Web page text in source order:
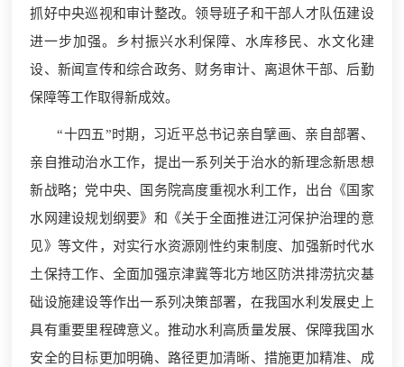
抓好中央巡视和审计整改。领导班子和干部人才队伍建设
进一步加强。乡村振兴水利保障、水库移民、水文化建
设、新闻宣传和综合政务、财务审计、离退休干部、后勤
保障等工作取得新成效。
“十四五”时期，习近平总书记亲自擘画、亲自部署、
亲自推动治水工作，提出一系列关于治水的新理念新思想
新战略；党中央、国务院高度重视水利工作，出台《国家
水网建设规划纲要》和《关于全面推进江河保护治理的意
见》等文件，对实行水资源刚性约束制度、加强新时代水
土保持工作、全面加强京津冀等北方地区防洪排涝抗灾基
础设施建设等作出一系列决策部署，在我国水利发展史上
具有重要里程碑意义。推动水利高质量发展、保障我国水
安全的目标更加明确、路径更加清晰、措施更加精准、成